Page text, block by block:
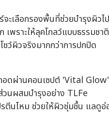
ะเลือกรองพื้นที่ช่วยบำรุงผิวไป
พราะให้ลุคโกลว์แบบธรรมชาติ
ว์ผิวจริงมากกว่าการปกปิด
ดผ่านคอนเซปต์ 'Vital Glow'
นผสมบำรุงอย่าง TLFe
ตีนไหม ช่วยให้ผิวชุ่มชื้น แลดูอ่